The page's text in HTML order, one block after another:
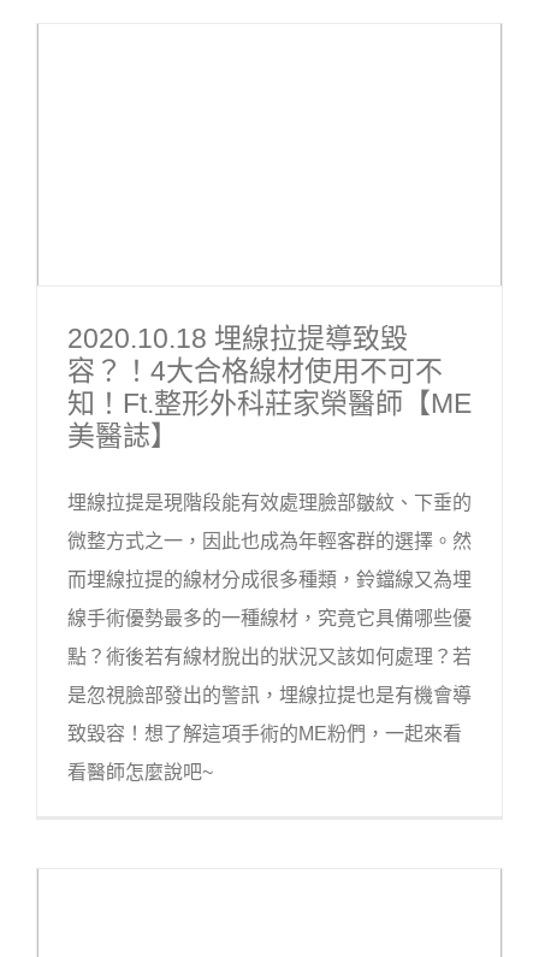
2020.10.18 埋線拉提導致毀
容？！4大合格線材使用不可不
知！ft.整形外科莊家榮醫師【ME
美醫誌】
埋線拉提是現階段能有效處理臉部皺紋、下垂的
微整方式之一，因此也成為年輕客群的選擇。然
而埋線拉提的線材分成很多種類，鈴鐺線又為埋
線手術優勢最多的一種線材，究竟它具備哪些優
點？術後若有線材脫出的狀況又該如何處理？若
是忽視臉部發出的警訊，埋線拉提也是有機會導
致毀容！想了解這項手術的ME粉們，一起來看
看醫師怎麼說吧~